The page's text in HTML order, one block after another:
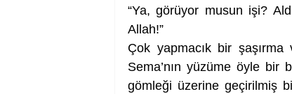
“Ya, görüyor musun işi?
Allah!”
Çok yapmacık bir
Sema’nın yüzüme öyle bir
gömleği üzerine geçirilmiş